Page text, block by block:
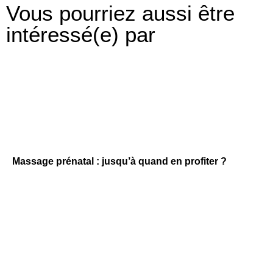
Vous pourriez aussi être
intéressé(e) par
Massage prénatal : jusqu’à quand en profiter ?